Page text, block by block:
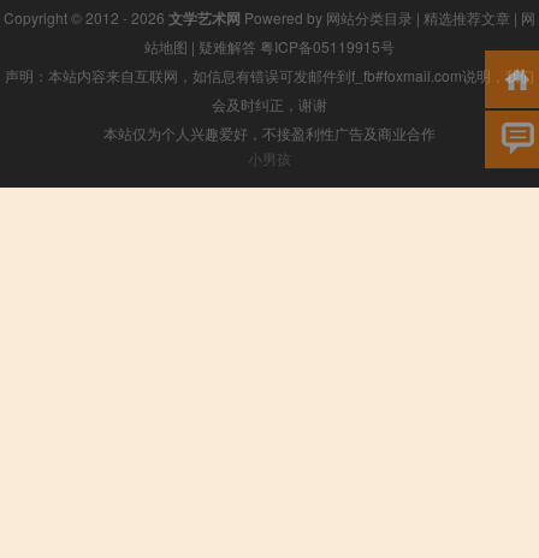
Copyright © 2012 - 2026 文学艺术网 Powered by 网站分类目录 | 精选推荐文章 | 网
站地图 | 疑难解答 粤ICP备05119915号
声明：本站内容来自互联网，如信息有错误可发邮件到f_fb#foxmail.com说明，我们
会及时纠正，谢谢
本站仅为个人兴趣爱好，不接盈利性广告及商业合作
小男孩